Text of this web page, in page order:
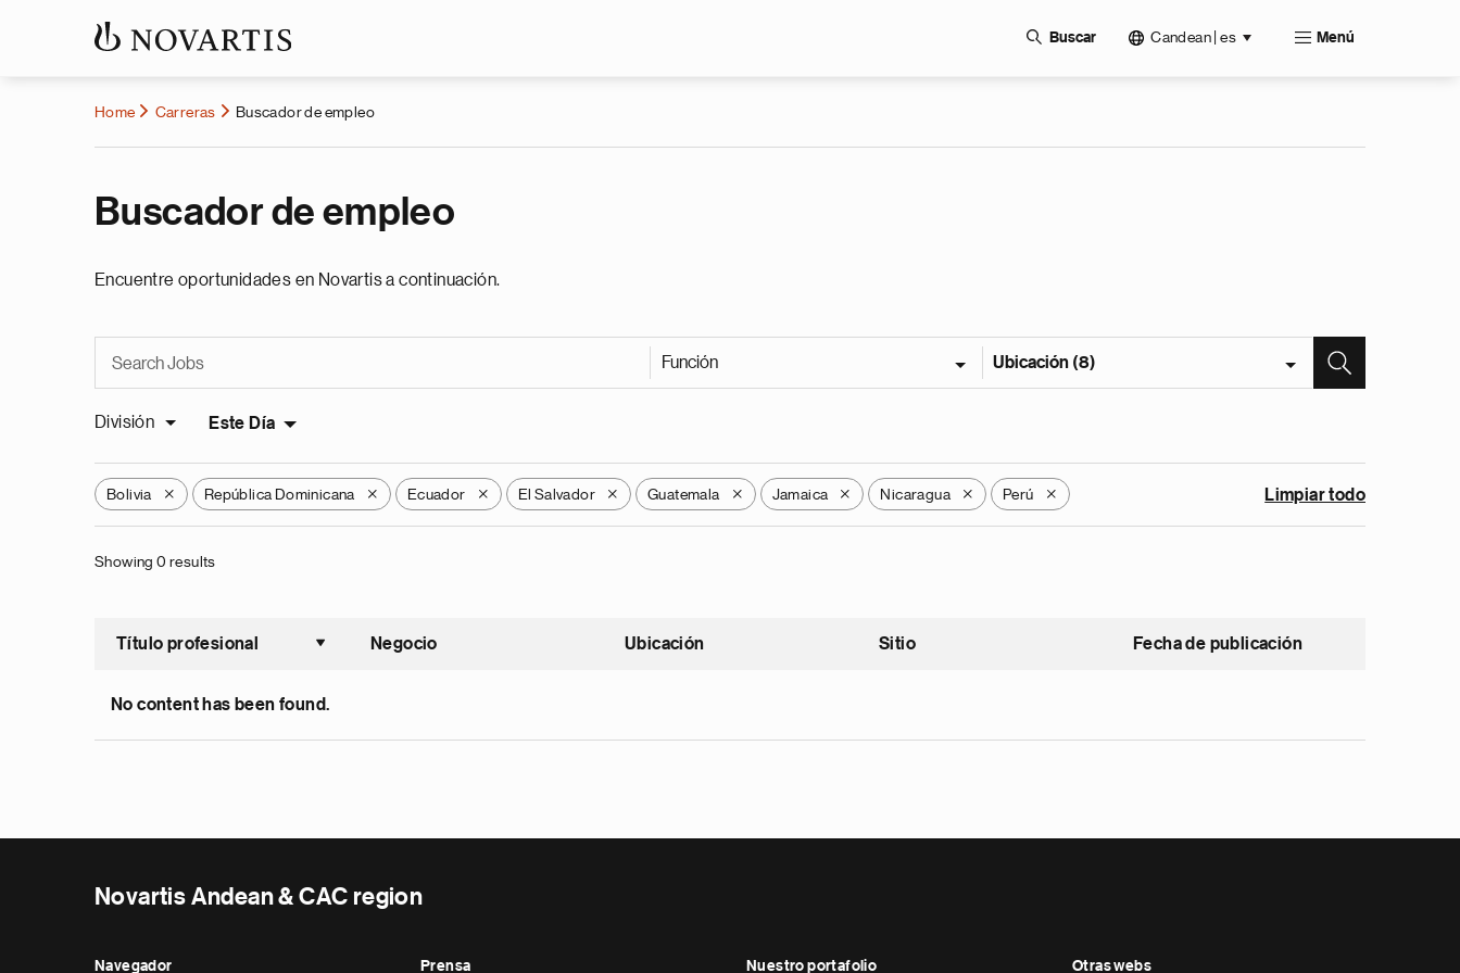
Buscar Candean | es Menú
Home Carreras Buscador de empleo
Buscador de empleo
Encuentre oportunidades en Novartis a continuación.
Función Ubicación (8)
División Este Día
Bolivia X República Dominicana X Ecuador X El Salvador X Guatemala X Jamaica X Nicaragua X Perú X Limpiar todo
Showing 0 results
Título profesional
Ordenar ascendente
Negocio Ubicación Sitio Fecha de publicación
No content has been found.
Novartis Andean & CAC region
Navegador Prensa Nuestro portafolio Otras webs